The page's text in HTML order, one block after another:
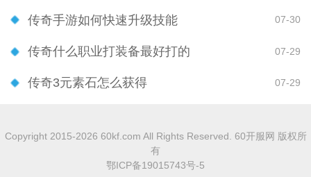
传奇手游如何快速升级技能 07-30
传奇什么职业打装备最好打的 07-29
传奇3元素石怎么获得 07-29
Copyright 2015-2026 60kf.com All Rights Reserved. 60开服网 版权所
有
鄂ICP备19015743号-5